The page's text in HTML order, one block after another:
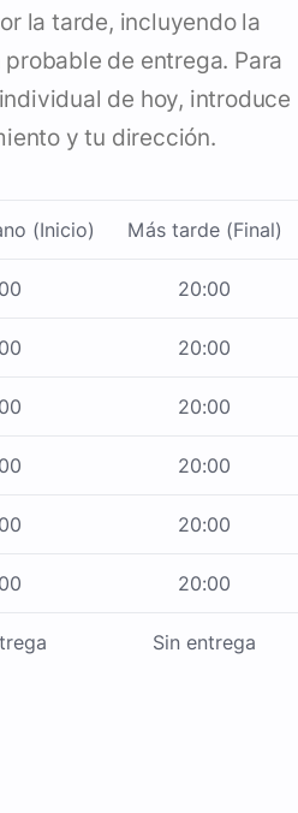
la tarde, incluyendo la
de entrega. Para
de hoy, introduce
y tu dirección.
(Inicio) Más tarde (Final)
20:00
20:00
20:00
20:00
20:00
20:00
Sin entrega